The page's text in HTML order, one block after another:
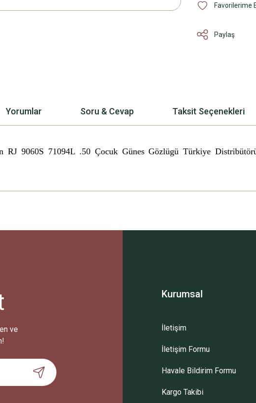
Paylaş
Yorumlar Soru & Cevap Taksit Seçenekleri
RJ 9060S 71094L .50 Çocuk Günes GözlügüTürkiye
Bu ürüne ilk yorumu siz yapın!
Ürün hakkında henüz soru sorulmamış.
Sitemize ilk yorumu siz yapın!
ve
Kurumsal
İletişim
İletişim Formu
Havale Bildirim Formu
Kargo Takibi